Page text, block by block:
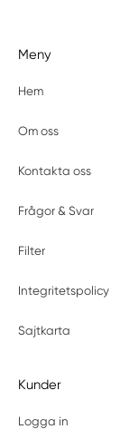
Meny
Hem
Om oss
Kontakta oss
Frågor & Svar
Filter
Integritetspolicy
Sajtkarta
Kunder
Logga in